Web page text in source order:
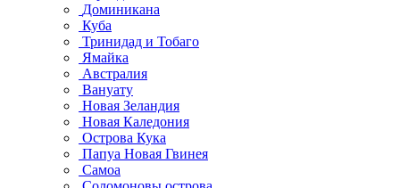
Доминикана
Куба
Тринидад и Тобаго
Ямайка
Австралия
Вануату
Новая Зеландия
Новая Каледония
Острова Кука
Папуа Новая Гвинея
Самоа